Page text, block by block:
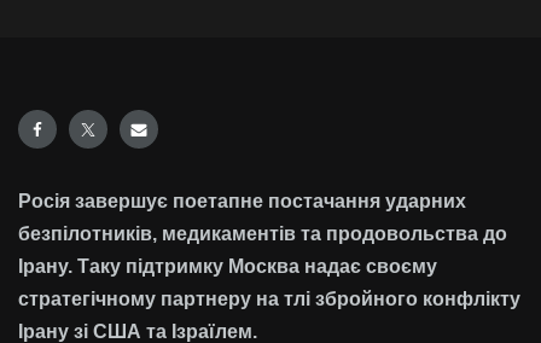
Росія завершує поетапне постачання ударних
безпілотників, медикаментів та продовольства до
Ірану. Таку підтримку Москва надає своєму
стратегічному партнеру на тлі збройного конфлікту
Ірану зі США та Ізраїлем.